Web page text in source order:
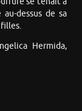
dessus de sa
Hermida,